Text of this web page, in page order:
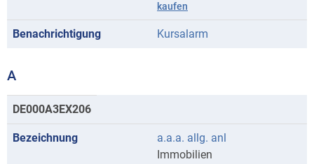
kaufen
Kursalarm
A
Kurse
mit
Anfangsbuchstaben
DE000A3EX206
a.a.a. allg. anl
Immobilien